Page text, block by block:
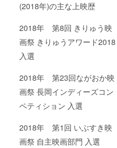
(2018年)の主な上映歴
2018年 第8回 きりゅう映
画祭 きりゅうアワード2018
入選
2018年 第23回ながおか映
画祭 長岡インディーズコン
ペティション 入選
2018年 第1回 いぶすき映
画祭 自主映画部門 入選